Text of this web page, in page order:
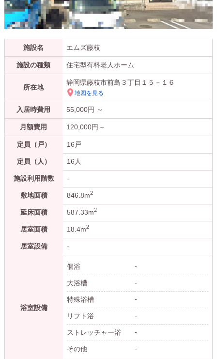
施設名 エムズ藤枝
施設の種類 住宅型有料老人ホーム
所在地
静岡県藤枝市前島３丁目１５－１６
地図を見る
入居時費用 55,000円 ～
月額費用 120,000円～
定員（戸） 16戸
定員（人） 16人
施設利用階数 -
敷地面積 846.8m2
延床面積 587.33m2
居室面積 18.4m2
居室設備 -
浴室設備
個浴 -
大浴槽 -
特殊浴槽 -
リフト浴 -
ストレッチャー浴 -
その他 -